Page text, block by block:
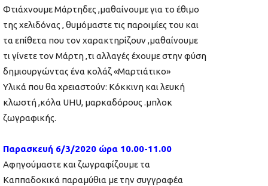
Φτιάχνουμε Μάρτηδες ,μαθαίνουμε για το έθιμο
της χελιδόνας , θυμόμαστε τις παροιμίες του και
τα επίθετα που τον χαρακτηρίζουν ,μαθαίνουμε
τι γίνετε τον Μάρτη ,τι αλλαγές έχουμε στην φύση
δημιουργώντας ένα κολάζ «Μαρτιάτικο»
Υλικά που θα χρειαστούν: Κόκκινη και λευκή
κλωστή ,κόλα UHU, μαρκαδόρους .μπλοκ
ζωγραφικής.
Παρασκευή 6/3/2020 ώρα 10.00-11.00
Αφηγούμαστε και ζωγραφίζουμε τα
Καππαδοκικά παραμύθια με την συγγραφέα